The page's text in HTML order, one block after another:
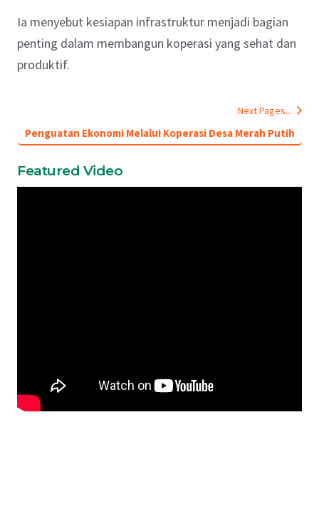
Ia menyebut kesiapan infrastruktur menjadi bagian
penting dalam membangun koperasi yang sehat dan
produktif.
Next Pages...
Penguatan Ekonomi Melalui Koperasi Desa Merah Putih
Featured Video